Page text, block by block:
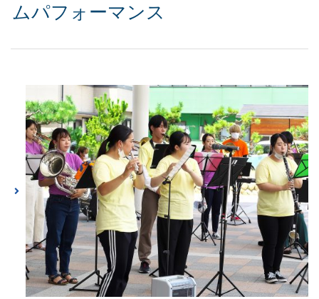
ムパフォーマンス